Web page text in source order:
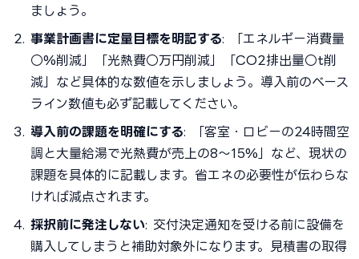
ましょう。
事業計画書に定量目標を明記する: 「エネルギー消費量
○%削減」「光熱費○万円削減」「CO2排出量○t削
減」など具体的な数値を示しましょう。導入前のベース
ライン数値も必ず記載してください。
導入前の課題を明確にする: 「客室・ロビーの24時間空
調と大量給湯で光熱費が売上の8〜15%」など、現状の
課題を具体的に記載します。省エネの必要性が伝わらな
ければ減点されます。
採択前に発注しない: 交付決定通知を受ける前に設備を
購入してしまうと補助対象外になります。見積書の取得